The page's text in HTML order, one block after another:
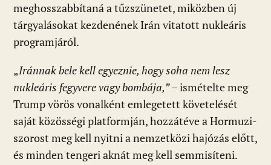
meghosszabbítaná a tűzszünetet, miközben új
tárgyalásokat kezdenének Irán vitatott nukleáris
programjáról.
„Iránnak bele kell egyeznie, hogy soha nem lesz
nukleáris fegyvere vagy bombája,”– ismételte meg
Trump vörös vonalként emlegetett követelését
saját közösségi platformján, hozzátéve a Hormuzi-
szorost meg kell nyitni a nemzetközi hajózás előtt,
és minden tengeri aknát meg kell semmisíteni.